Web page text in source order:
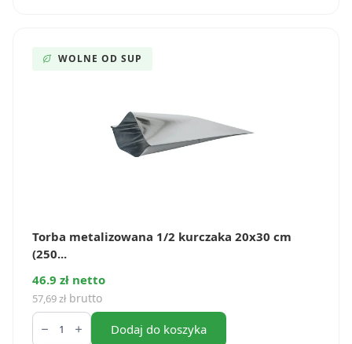
WOLNE OD SUP
Torba metalizowana 1/2 kurczaka 20x30 cm
(250...
46.9 zł netto
57,69zł brutto
ilość
Torba Dodaj do koszyka